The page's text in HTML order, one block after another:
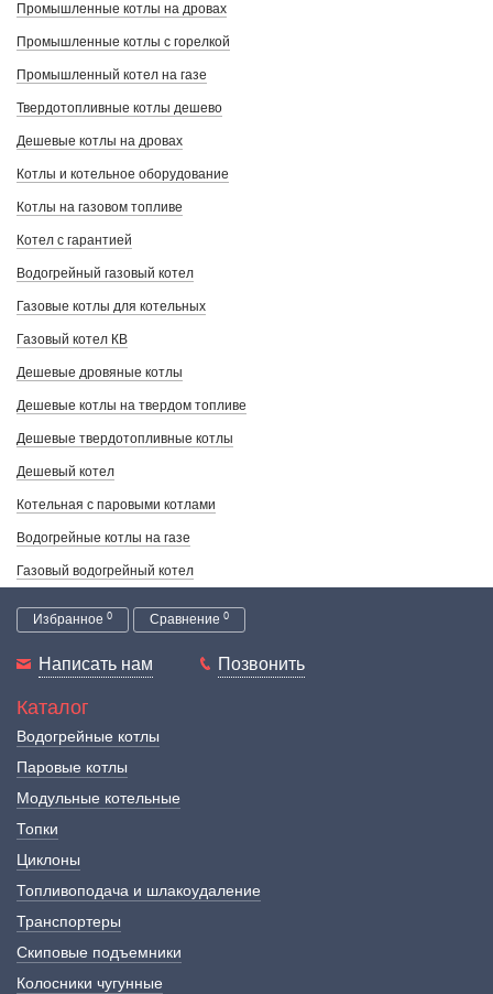
Промышленные котлы на дровах
Промышленные котлы с горелкой
Промышленный котел на газе
Твердотопливные котлы дешево
Дешевые котлы на дровах
Котлы и котельное оборудование
Котлы на газовом топливе
Котел с гарантией
Водогрейный газовый котел
Газовые котлы для котельных
Газовый котел КВ
Дешевые дровяные котлы
Дешевые котлы на твердом топливе
Дешевые твердотопливные котлы
Дешевый котел
Котельная с паровыми котлами
Водогрейные котлы на газе
Газовый водогрейный котел
Избранное 0 Сравнение 0
Написать нам Позвонить
Каталог
Водогрейные котлы
Паровые котлы
Модульные котельные
Топки
Циклоны
Топливоподача и шлакоудаление
Транспортеры
Скиповые подъемники
Колосники чугунные